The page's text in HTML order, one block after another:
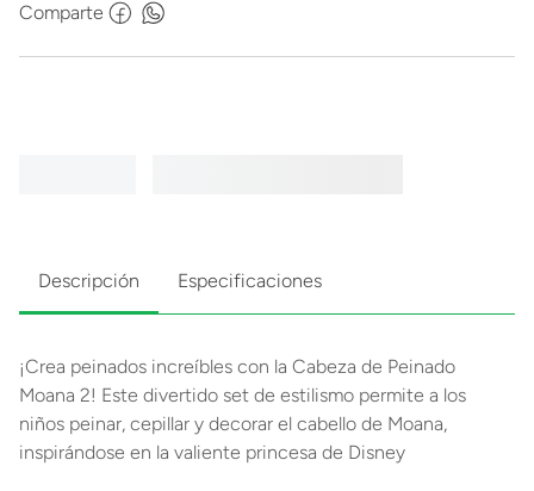
Comparte
Descripción Especificaciones
¡Crea peinados increíbles con la Cabeza de Peinado
Moana 2! Este divertido set de estilismo permite a los
niños peinar, cepillar y decorar el cabello de Moana,
inspirándose en la valiente princesa de Disney